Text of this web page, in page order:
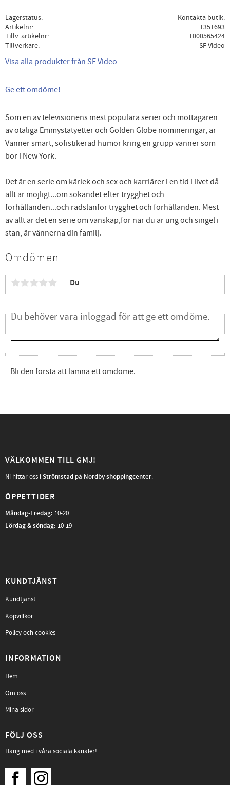
Lagerstatus
Kontakta butik.
Artikelnr
1351693
Tillv. artikelnr
1000565424
Tillverkare
SF Video
Visa alla produkter från SF Video
Ge ett omdöme!
Som en av televisionens mest populära serier och mottagaren
av otaliga Emmystatyetter och Golden Globe nomineringar, är
Vänner smart, sofistikerad humor kring en grupp vänner som
bor i New York.
Det är en serie om kärlek och sex och karriärer i en tid i livet då
allt är möjligt...om sökandet efter trygghet och
förhållanden...och rädslanför trygghet och förhållanden. Mest
av allt är det en serie om vänskap,för när du är ung och singel i
stan, är vännerna din familj.
Omdömen
Du
Bli den första att lämna ett omdöme.
VÄLKOMMEN TILL GMJ!
Ni hittar oss iStrömstad på Nordby shoppingcenter.
ÖPPETTIDER
Måndag-Fredag: 10-20
Lördag & söndag: 10-19
KUNDTJÄNST
Kundtjänst
Köpvillkor
Policy och cookies
INFORMATION
Hem
Om oss
Mina sidor
FÖLJ OSS
Häng med i våra sociala kanaler!